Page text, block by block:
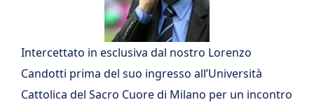
Intercettato in esclusiva dal nostro Lorenzo
Candotti prima del suo ingresso all’Università
Cattolica del Sacro Cuore di Milano per un incontro